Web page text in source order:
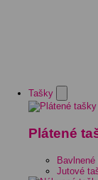
Tašky
Plátené
Jutové